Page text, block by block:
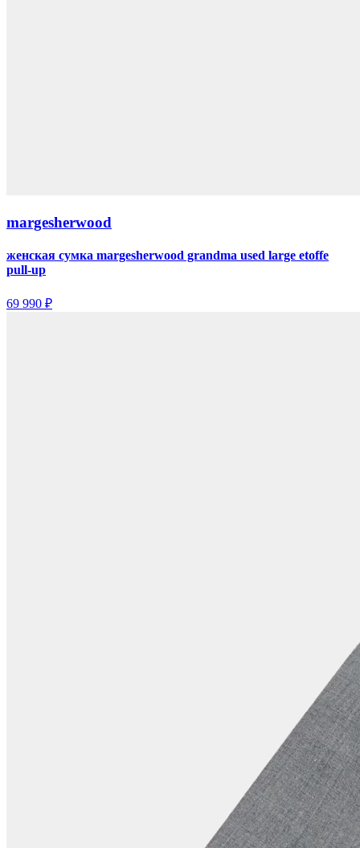
margesherwood
женская сумка margesherwood grandma used large etoffe
pull-up
69 990 ₽